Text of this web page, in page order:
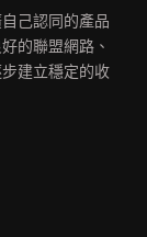
己認同的產品
的聯盟網路、
建立穩定的收